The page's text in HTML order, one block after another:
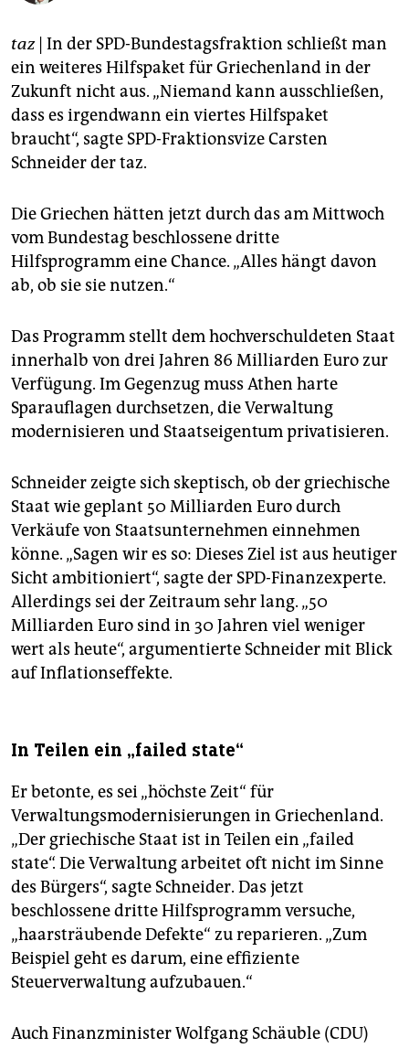
abo
genossenschaft
epaper login
taz| In der SPD-Bundestagsfraktion schließt man
ein weiteres Hilfspaket für Griechenland in der
Zukunft nicht aus. „Niemand kann ausschließen,
dass es irgendwann ein viertes Hilfspaket
braucht“, sagte SPD-Fraktionsvize Carsten
Schneider der taz.
Die Griechen hätten jetzt durch das am Mittwoch
vom Bundestag beschlossene dritte
Hilfsprogramm eine Chance. „Alles hängt davon
ab, ob sie sie nutzen.“
Das Programm stellt dem hochverschuldeten Staat
innerhalb von drei Jahren 86 Milliarden Euro zur
Verfügung. Im Gegenzug muss Athen harte
Sparauflagen durchsetzen, die Verwaltung
modernisieren und Staatseigentum privatisieren.
Schneider zeigte sich skeptisch, ob der griechische
Staat wie geplant 50 Milliarden Euro durch
Verkäufe von Staatsunternehmen einnehmen
könne. „Sagen wir es so: Dieses Ziel ist aus heutiger
Sicht ambitioniert“, sagte der SPD-Finanzexperte.
Allerdings sei der Zeitraum sehr lang. „50
Milliarden Euro sind in 30 Jahren viel weniger
wert als heute“, argumentierte Schneider mit Blick
auf Inflationseffekte.
In Teilen ein „failed state“
Er betonte, es sei „höchste Zeit“ für
Verwaltungsmodernisierungen in Griechenland.
„Der griechische Staat ist in Teilen ein „failed
state“. Die Verwaltung arbeitet oft nicht im Sinne
des Bürgers“, sagte Schneider. Das jetzt
beschlossene dritte Hilfsprogramm versuche,
„haarsträubende Defekte“ zu reparieren. „Zum
Beispiel geht es darum, eine effiziente
Steuerverwaltung aufzubauen.“
Auch Finanzminister Wolfgang Schäuble (CDU)